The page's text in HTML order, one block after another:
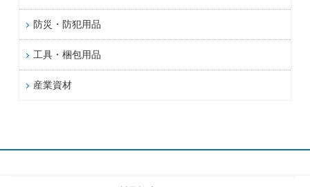
防災・防犯用品
工具・梱包用品
産業資材